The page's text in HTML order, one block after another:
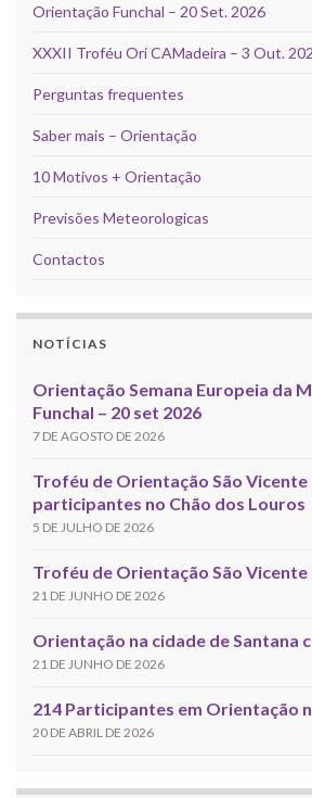
Orientação Funchal – 20 Set. 2026
XXXII Troféu Ori CAMadeira – 3 Out.
Perguntas frequentes
Saber mais – Orientação
10 Motivos + Orientação
Previsões Meteorologicas
Contactos
NOTÍCIAS
Orientação Semana Europeia da
Funchal – 20 set 2026
7 DE AGOSTO DE 2026
Troféu de Orientação São Vicente
participantes no Chão dos Louros
5 DE JULHO DE 2026
Troféu de Orientação São Vicente
21 DE JUNHO DE 2026
Orientação na cidade de Santana
21 DE JUNHO DE 2026
214 Participantes em Orientação
20 DE ABRIL DE 2026